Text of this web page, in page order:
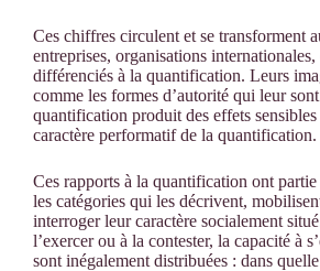
Ces chiffres circulent et se transforment
entreprises, organisations
différenciés à la quantification. Leurs
comme les formes d’autorité qui leur
quantification produit des effets
caractère performatif de la quantification.
Ces rapports à la quantification ont
les catégories qui les décrivent,
interroger leur caractère socialement
l’exercer ou à la contester, la capacité à
sont inégalement distribuées : dans